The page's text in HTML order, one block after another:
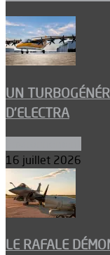
UN
D’ELECTRA
16 juillet 2026
LE RAFALE